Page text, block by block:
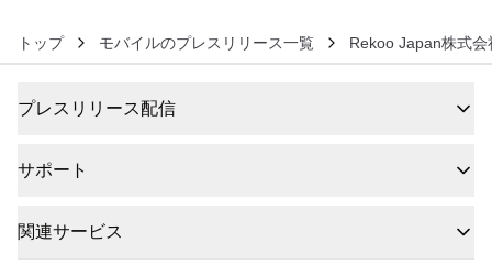
トップ モバイルのプレスリリース一覧 Rekoo Japan株式会
プレスリリース配信
サポート
関連サービス